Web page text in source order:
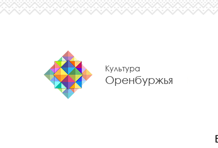
Культура
Оренбуржья